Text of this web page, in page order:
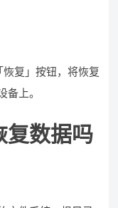
恢复」按钮，将恢复
备上。
复数据吗